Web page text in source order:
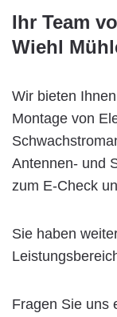
Ihr Team
Wiehl
Wir bieten
Montage von
Antennen- und
zum E-Check
Sie haben
Fragen Sie uns